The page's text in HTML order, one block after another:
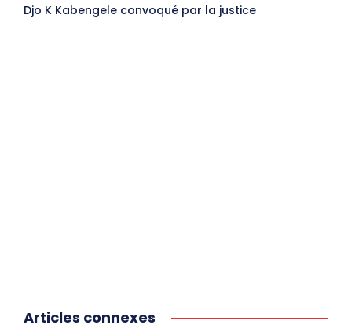
Djo K Kabengele convoqué par la justice
Articles connexes